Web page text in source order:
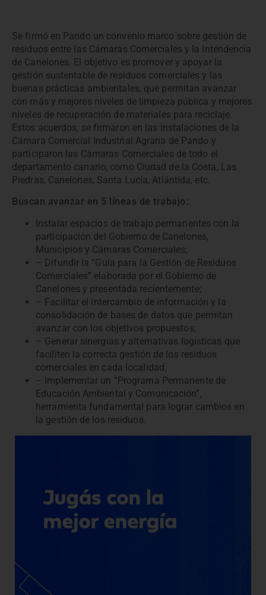
Se firmó en Pando un convenio marco sobre gestión de
residuos entre las Cámaras Comerciales y la Intendencia
de Canelones. El objetivo es promover y apoyar la
gestión sustentable de residuos comerciales y las
buenas prácticas ambientales, que permitan avanzar
con más y mejores niveles de limpieza pública y mejores
niveles de recuperación de materiales para reciclaje.
Estos acuerdos, se firmaron en las instalaciones de la
Cámara Comercial Industrial Agraria de Pando y
participaron las Cámaras Comerciales de todo el
departamento canario, como Ciudad de la Costa, Las
Piedras, Canelones, Santa Lucía, Atlántida, etc.
Buscan avanzar en 5 líneas de trabajo:
Instalar espacios de trabajo permanentes con la
participación del Gobierno de Canelones,
Municipios y Cámaras Comerciales;
– Difundir la “Guía para la Gestión de Residuos
Comerciales” elaborada por el Gobierno de
Canelones y presentada recientemente;
– Facilitar el intercambio de información y la
consolidación de bases de datos que permitan
avanzar con los objetivos propuestos;
– Generar sinergias y alternativas logísticas que
faciliten la correcta gestión de los residuos
comerciales en cada localidad;
– Implementar un “Programa Permanente de
Educación Ambiental y Comunicación”,
herramienta fundamental para lograr cambios en
la gestión de los residuos.